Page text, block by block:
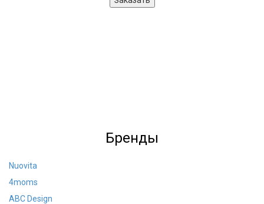
Бренды
Nuovita
4moms
ABC Design